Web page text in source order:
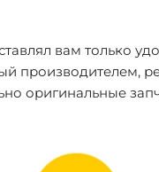
вам только
производителем,
оригинальные